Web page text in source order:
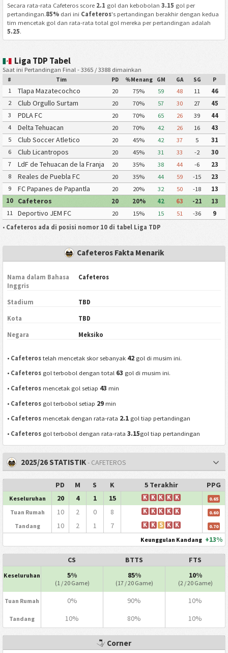
Secara rata-rata Cafeteros score 2.1 gol dan kebobolan 3.15 gol per
pertandingan.85%dari ini Cafeteros's pertandingan berakhir dengan kedua
tim mencetak gol dan rata-rata total gol mereka per pertandingan adalah
5.25.
Liga TDP Tabel
Saat ini Pertandingan Final - 3365 / 3388 dimainkan
# Tim PD %Menang GM GA SG P
1 Tlapa Mazatecochco 20 75% 59 48 11
46
2
Club Orgullo Surtam 20 70% 57 30 27
45
3
PDLA FC 20 70% 65 26 39
44
4
Delta Tehuacan 20 70% 42 26 16
43
5
Club Soccer Atletico
Tulancingo
20 45% 42 37 5
31
6
Club Licantropos 20 45% 31 33 -2
30
7
LdF de Tehuacan de la Franja 20 35% 38 44 -6
23
8
Reales de Puebla FC 20 35% 44 59 -15
23
9
FC Papanes de Papantla 20 20% 32 50 -18
13
10
Cafeteros 20 20% 42 63 -21
13
11
Deportivo JEM FC 20 15% 15 51 -36
9
• Cafeteros ada di posisi nomor 10 di tabel Liga TDP
Cafeteros Fakta Menarik
Nama dalam Bahasa
Inggris
Cafeteros
Stadium TBD
Kota TBD
Negara Meksiko
• Cafeteros telah mencetak skor sebanyak 42 gol di musim ini.
• Cafeteros gol terbobol dengan total 63 gol di musim ini.
• Cafeteros mencetak gol setiap 43 min
• Cafeteros gol terbobol setiap 29 min
• Cafeteros mencetak dengan rata-rata 2.1 gol tiap pertandingan
• Cafeteros gol terbobol dengan rata-rata3.15gol tiap pertandingan
2025/26 STATISTIK- CAFETEROS
PD M S K 5 Terakhir PPG
Keseluruhan 20 4 1 15 K K K K K 0.65
Tuan Rumah 10 2 0 8 K K K K K 0.60
Tandang 10 2 1 7 K K S K K 0.70
Keunggulan Kandang +13%
CS BTTS FTS
Keseluruhan 5%
(1 / 20 Game)
85%
(17 / 20 Game)
10%
(2 / 20 Game)
Tuan Rumah 0% 90% 10%
Tandang 10% 80% 10%
Corner